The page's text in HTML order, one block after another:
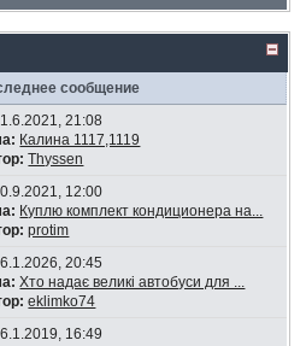
сообщение
21:08
Калина 1117,1119
Thyssen
12:00
Куплю комплект кондиционера на...
protim
20:45
Хто надає великі автобуси для ...
eklimko74
16:49